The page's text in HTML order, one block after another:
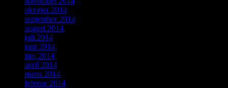
oktober 2014
september 2014
august 2014
juli 2014
juni 2014
maj 2014
april 2014
marts 2014
februar 2014